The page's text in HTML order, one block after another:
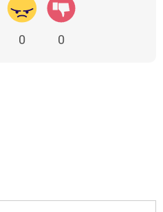
0 0